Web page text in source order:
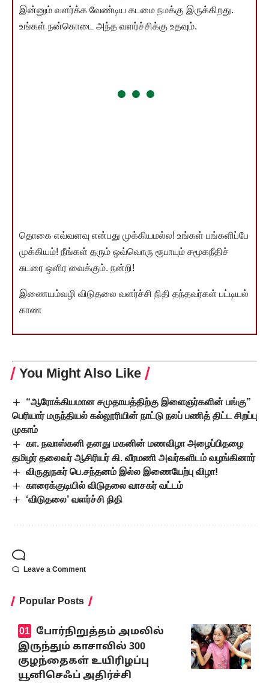
இன்னும் வளர்க்க வேண்டிய கடமை நமக்கு இருக்கிறது.
உங்கள் நன்கொடை அந்த வளர்ச்சிக்கு உதவும்.
தொகை எவ்வளவு என்பது முக்கியமல்ல! உங்கள் பங்களிப்பே
முக்கியம்! நீங்கள் தரும் ஒவ்வொரு ரூபாயும் சமூகநீதிச்
சுடரை ஒளிர வைக்கும். நன்றி!
இணையம்வழி விடுதலை வளர்ச்சி நிதி தந்தவர்கள் பட்டியல்
காண
You Might Also Like
“ஆரோக்கியமான சமுதாயத்திற்கு இளைஞர்களின் பங்கு”
பெரியார் மருந்தியல் கல்லூரியின் நாட்டு நலப் பணித் திட்ட சிறப்பு
முகாம்
கா. நவாஸ்கனி தனது மகனின் மணவிழா அழைப்பிதழை
தமிழர் தலைவர் ஆசிரியர் கி. வீரமணி அவர்களிடம் வழங்கினார்
விருதுநகர் பெ.சந்தனம் இல்ல இணையேற்பு விழா!
காரைக்குடியில் விடுதலை வாசகர் வட்டம்
‘விடுதலை’ வளர்ச்சி நிதி
Leave a Comment
Popular Posts
போர்நிறுத்தம் அமலில்
இருந்தும் காசாவில் 300
குழந்தைகள் உயிரிழப்பு
யூனிசெஃப் அதிர்ச்சி